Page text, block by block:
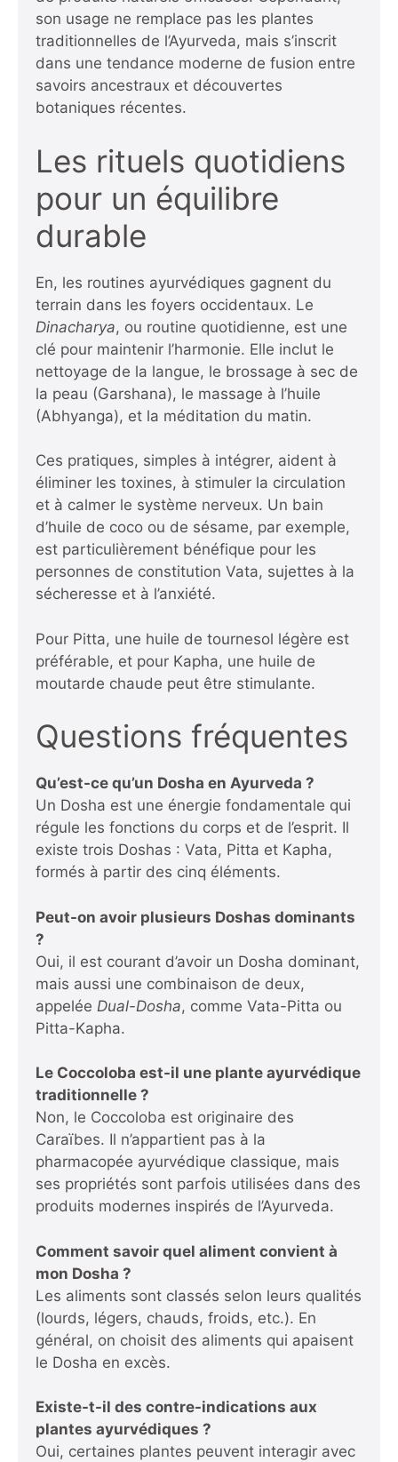
son usage ne remplace pas les plantes
traditionnelles de l’Ayurveda, mais s’inscrit
dans une tendance moderne de fusion entre
savoirs ancestraux et découvertes
botaniques récentes.
Les rituels quotidiens
pour un équilibre
durable
En, les routines ayurvédiques gagnent du
terrain dans les foyers occidentaux. Le
Dinacharya, ou routine quotidienne, est une
clé pour maintenir l’harmonie. Elle inclut le
nettoyage de la langue, le brossage à sec de
la peau (Garshana), le massage à l’huile
(Abhyanga), et la méditation du matin.
Ces pratiques, simples à intégrer, aident à
éliminer les toxines, à stimuler la circulation
et à calmer le système nerveux. Un bain
d’huile de coco ou de sésame, par exemple,
est particulièrement bénéfique pour les
personnes de constitution Vata, sujettes à la
sécheresse et à l’anxiété.
Pour Pitta, une huile de tournesol légère est
préférable, et pour Kapha, une huile de
moutarde chaude peut être stimulante.
Questions fréquentes
Qu’est-ce qu’un Dosha en Ayurveda ?
Un Dosha est une énergie fondamentale qui
régule les fonctions du corps et de l’esprit. Il
existe trois Doshas : Vata, Pitta et Kapha,
formés à partir des cinq éléments.
Peut-on avoir plusieurs Doshas dominants
?
Oui, il est courant d’avoir un Dosha dominant,
mais aussi une combinaison de deux,
appelée Dual-Dosha, comme Vata-Pitta ou
Pitta-Kapha.
Le Coccoloba est-il une plante ayurvédique
traditionnelle ?
Non, le Coccoloba est originaire des
Caraïbes. Il n’appartient pas à la
pharmacopée ayurvédique classique, mais
ses propriétés sont parfois utilisées dans des
produits modernes inspirés de l’Ayurveda.
Comment savoir quel aliment convient à
mon Dosha ?
Les aliments sont classés selon leurs qualités
(lourds, légers, chauds, froids, etc.). En
général, on choisit des aliments qui apaisent
le Dosha en excès.
Existe-t-il des contre-indications aux
plantes ayurvédiques ?
Oui, certaines plantes peuvent interagir avec